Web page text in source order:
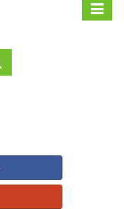
Toggle